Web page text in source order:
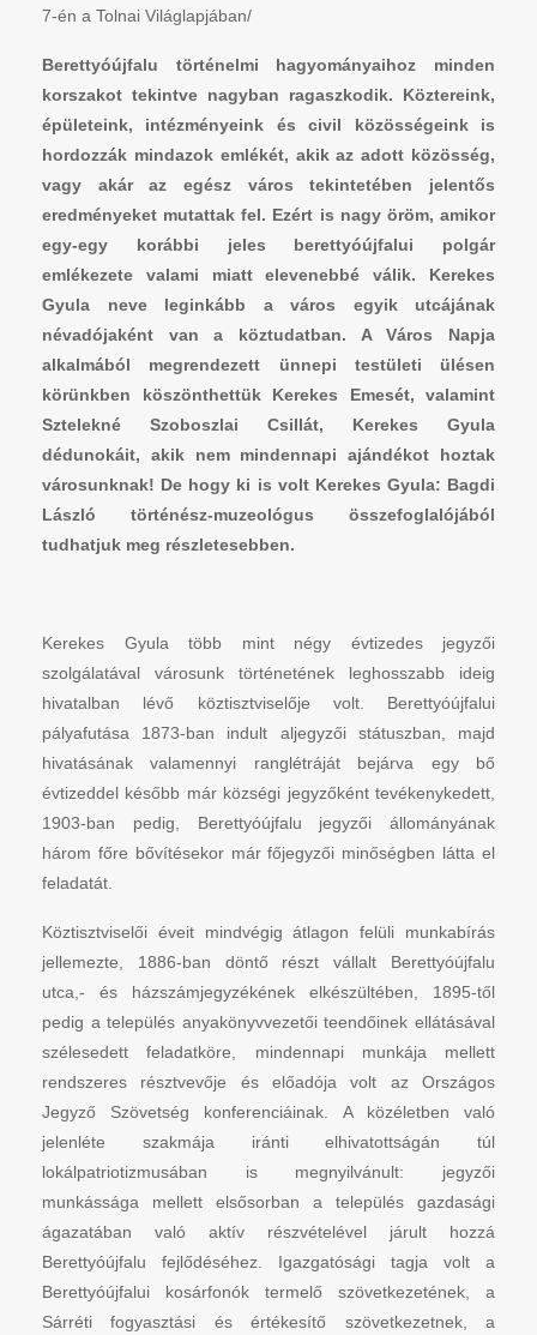
7-én a Tolnai Világlapjában/
Berettyóújfalu történelmi hagyományaihoz minden
korszakot tekintve nagyban ragaszkodik. Köztereink,
épületeink, intézményeink és civil közösségeink is
hordozzák mindazok emlékét, akik az adott közösség,
vagy akár az egész város tekintetében jelentős
eredményeket mutattak fel. Ezért is nagy öröm, amikor
egy-egy korábbi jeles berettyóújfalui polgár
emlékezete valami miatt elevenebbé válik. Kerekes
Gyula neve leginkább a város egyik utcájának
névadójaként van a köztudatban. A Város Napja
alkalmából megrendezett ünnepi testületi ülésen
körünkben köszönthettük Kerekes Emesét, valamint
Sztelekné Szoboszlai Csillát, Kerekes Gyula
dédunokáit, akik nem mindennapi ajándékot hoztak
városunknak! De hogy ki is volt Kerekes Gyula: Bagdi
László történész-muzeológus összefoglalójából
tudhatjuk meg részletesebben.
Kerekes Gyula több mint négy évtizedes jegyzői
szolgálatával városunk történetének leghosszabb ideig
hivatalban lévő köztisztviselője volt. Berettyóújfalui
pályafutása 1873-ban indult aljegyzői státuszban, majd
hivatásának valamennyi ranglétráját bejárva egy bő
évtizeddel később már községi jegyzőként tevékenykedett,
1903-ban pedig, Berettyóújfalu jegyzői állományának
három főre bővítésekor már főjegyzői minőségben látta el
feladatát.
Köztisztviselői éveit mindvégig átlagon felüli munkabírás
jellemezte, 1886-ban döntő részt vállalt Berettyóújfalu
utca,- és házszámjegyzékének elkészültében, 1895-től
pedig a település anyakönyvvezetői teendőinek ellátásával
szélesedett feladatköre, mindennapi munkája mellett
rendszeres résztvevője és előadója volt az Országos
Jegyző Szövetség konferenciáinak. A közéletben való
jelenléte szakmája iránti elhivatottságán túl
lokálpatriotizmusában is megnyilvánult: jegyzői
munkássága mellett elsősorban a település gazdasági
ágazatában való aktív részvételével járult hozzá
Berettyóújfalu fejlődéséhez. Igazgatósági tagja volt a
Berettyóújfalui kosárfonók termelő szövetkezetének, a
Sárréti fogyasztási és értékesítő szövetkezetnek, a